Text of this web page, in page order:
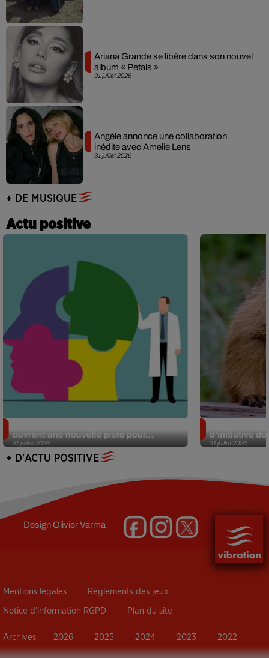
31 juillet 2026
Ariana Grande se libère dans son nouvel
album « Petals »
31 juillet 2026
Angèle annonce une collaboration
inédite avec Amelie Lens
+ DE MUSIQUE
Actu positive
31 juillet 2026
ouvrent une nouvelle piste pour...
31 juillet 2026
d’initiative
+ D'ACTU POSITIVE
DesignOlivier Varma
Mentions légales Règlements des jeux
Notice d’information RGPD Plan du site
Archives 2026 2025 2024 2023 2022